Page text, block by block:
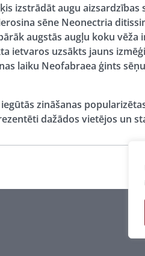
izstrādāt augu
sēne Neonectria
augstās augļu koku
ietvaros uzsākts jauns
laiku Neofabraea ģints
zināšanas
dažādos vietējos un